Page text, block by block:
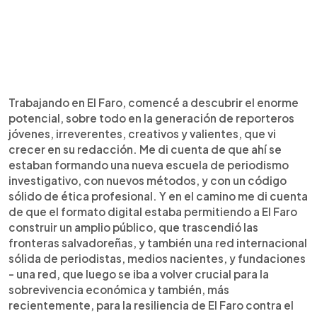
Trabajando en El Faro, comencé a descubrir el enorme
potencial, sobre todo en la generación de reporteros
jóvenes, irreverentes, creativos y valientes, que vi
crecer en su redacción. Me di cuenta de que ahí se
estaban formando una nueva escuela de periodismo
investigativo, con nuevos métodos, y con un código
sólido de ética profesional. Y en el camino me di cuenta
de que el formato digital estaba permitiendo a El Faro
construir un amplio público, que trascendió las
fronteras salvadoreñas, y también una red internacional
sólida de periodistas, medios nacientes, y fundaciones
- una red, que luego se iba a volver crucial para la
sobrevivencia económica y también, más
recientemente, para la resiliencia de El Faro contra el